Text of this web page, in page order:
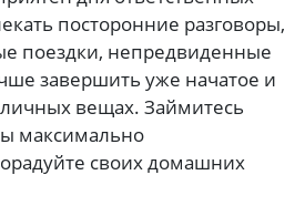
посторонние разговоры,
поездки, непредвиденные
завершить уже начатое и
вещах. Займитесь
максимально
своих домашних